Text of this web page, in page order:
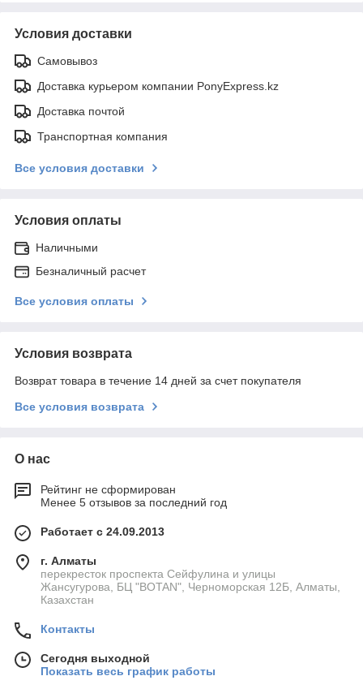
Условия доставки
Самовывоз
Доставка курьером компании PonyExpress.kz
Доставка почтой
Транспортная компания
Все условия доставки
Условия оплаты
Наличными
Безналичный расчет
Все условия оплаты
Условия возврата
Возврат товара в течение 14 дней за счет покупателя
Все условия возврата
О нас
Рейтинг не сформирован
Менее 5 отзывов за последний год
Работает с 24.09.2013
г. Алматы
перекресток проспекта Сейфулина и улицы
Жансугурова, БЦ "BOTAN", Черноморская 12Б, Алматы,
Казахстан
Контакты
Сегодня выходной
Показать весь график работы